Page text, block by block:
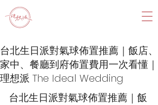
台北生日派對氣球佈置推薦｜飯店、
家中、餐廳到府佈置費用一次看懂｜
理想派 The Ideal Wedding
台北生日派對氣球佈置推薦｜飯